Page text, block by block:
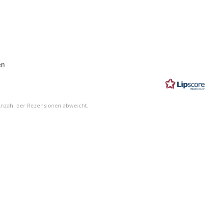
der Rezensionen abweicht.